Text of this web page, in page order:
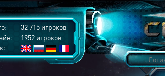
32 715 игроков
1952 игроков